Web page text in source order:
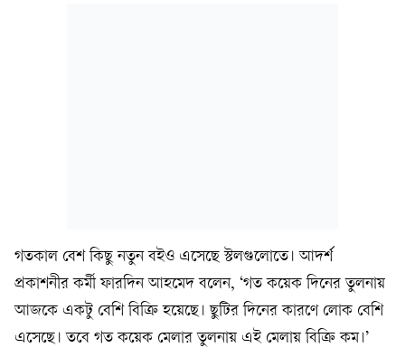
গতকাল বেশ কিছু নতুন বইও এসেছে স্টলগুলোতে। আদর্শ
প্রকাশনীর কর্মী ফারদিন আহমেদ বলেন, ‘গত কয়েক দিনের তুলনায়
আজকে একটু বেশি বিক্রি হয়েছে। ছুটির দিনের কারণে লোক বেশি
এসেছে। তবে গত কয়েক মেলার তুলনায় এই মেলায় বিক্রি কম।’